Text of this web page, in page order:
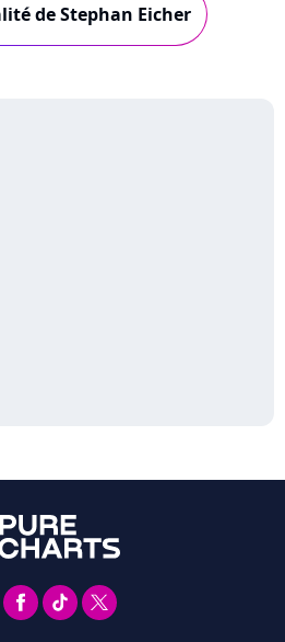
de Stephan Eicher